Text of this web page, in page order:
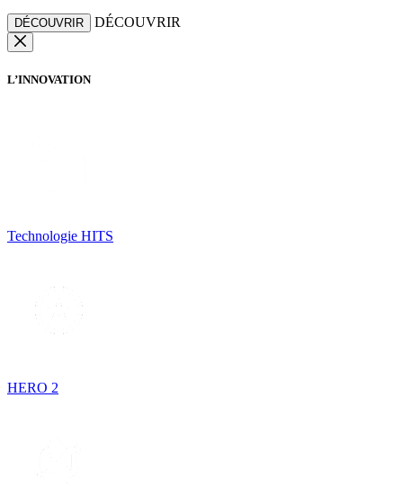
DÉCOUVRIR DÉCOUVRIR
L’INNOVATION
Technologie HITS
HERO 2